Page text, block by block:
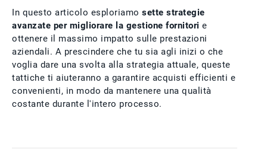
In questo articolo esploriamo sette strategie
avanzate per migliorare la gestione fornitori e
ottenere il massimo impatto sulle prestazioni
aziendali. A prescindere che tu sia agli inizi o che
voglia dare una svolta alla strategia attuale, queste
tattiche ti aiuteranno a garantire acquisti efficienti e
convenienti, in modo da mantenere una qualità
costante durante l'intero processo.